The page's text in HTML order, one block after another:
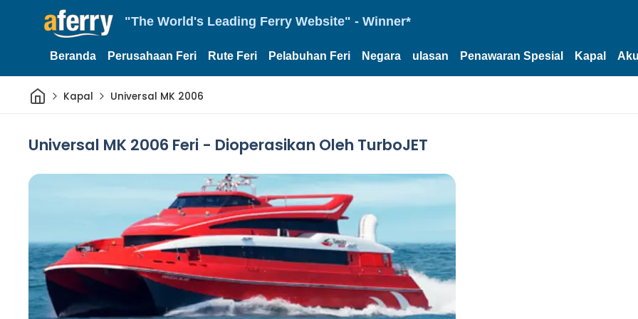
"The World's Leading Ferry Website" - Winner*
Beranda Perusahaan Feri Rute Feri Pelabuhan Feri Negara ulasan Penawaran Spesial Kapal
Rumah
Kapal Universal MK 2006
Universal MK 2006 Feri - Dioperasikan Oleh TurboJET